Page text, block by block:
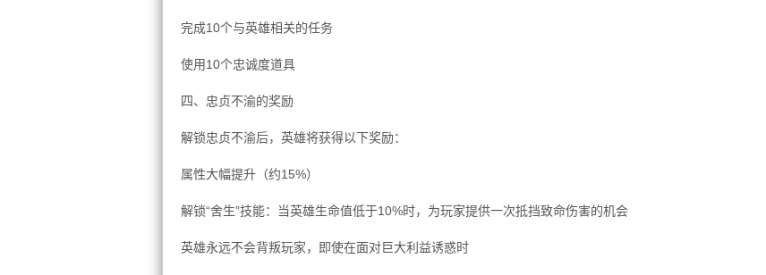
完成10个与英雄相关的任务
使用10个忠诚度道具
四、忠贞不渝的奖励
解锁忠贞不渝后，英雄将获得以下奖励：
属性大幅提升（约15%）
解锁“舍生”技能：当英雄生命值低于10%时，为玩家提供一次抵挡致命伤害的机会
英雄永远不会背叛玩家，即使在面对巨大利益诱惑时